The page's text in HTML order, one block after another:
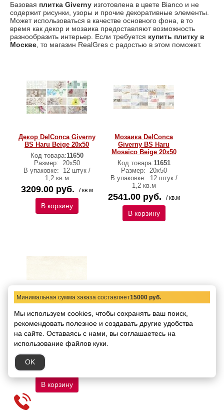
Базовая плитка Giverny изготовлена в цвете Bianco и не
содержит рисунки, узоры и прочие декоративные элементы.
Может использоваться в качестве основного фона, в то
время как декор и мозаика предоставляют возможность
разнообразить интерьер. Если требуется купить плитку в
Москве , то магазин RealGres с радостью в этом поможет.
Декор DelConca Giverny
BS Haru Beige 20х50
Код товара:11650
Размер: 20х50
В упаковке:
12 штук /
1,2 кв.м
3209.00 руб. / кв.м
В корзину
Мозаика DelConca
Giverny BS Haru
Mosaico Beige 20х50
Код товара:11651
Размер: 20х50
В упаковке:
12 штук /
1,2 кв.м
2541.00 руб. / кв.м
В корзину
DelConca Giverny BS 10
Bianco 20х50
Код товара:11649
Размер:20х50
12 штук /
1,2 кв.м
2140.00 руб.
В корзину
Минимальная сумма заказа составляет15000 руб.
Мы используем cookies, чтобы сохранять ваш поиск,
рекомендовать полезное и создавать другие удобства
на сайте. Оставаясь с нами, вы соглашаетесь на
использование файлов куки.
OK